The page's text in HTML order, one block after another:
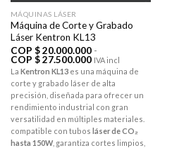
MÁQUINAS LÁSER
Máquina de Corte y Grabado
Láser Kentron KL13
COP $20.000.000 -
COP $27.500.000Rango
de
precios:
desde
COP
$ 20.000.000
hasta
COP
$ 27.500.000
IVA incl
La Kentron KL13es una máquina de
corte y grabado láser de alta
precisión, diseñada para ofrecer un
rendimiento industrial con gran
versatilidad en múltiples materiales.
compatible con tubos láser de CO₂
hasta 150W, garantiza cortes limpios,